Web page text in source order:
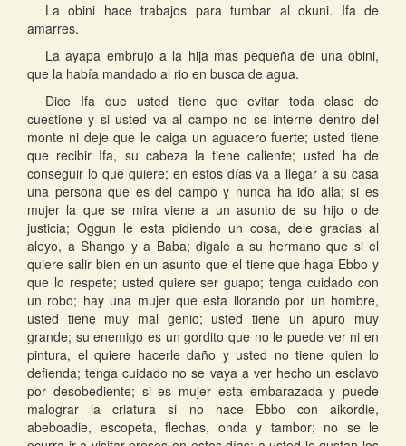
La obini hace trabajos para tumbar al okuni. Ifa de
amarres.
La ayapa embrujo a la hija mas pequeña de una obini,
que la había mandado al rio en busca de agua.
Dice Ifa que usted tiene que evitar toda clase de
cuestione y si usted va al campo no se interne dentro del
monte ni deje que le caiga un aguacero fuerte; usted tiene
que recibir Ifa, su cabeza la tiene caliente; usted ha de
conseguir lo que quiere; en estos días va a llegar a su casa
una persona que es del campo y nunca ha ido alla; si es
mujer la que se mira viene a un asunto de su hijo o de
justicia; Oggun le esta pidiendo un cosa, dele gracias al
aleyo, a Shango y a Baba; digale a su hermano que si el
quiere salir bien en un asunto que el tiene que haga Ebbo y
que lo respete; usted quiere ser guapo; tenga cuidado con
un robo; hay una mujer que esta llorando por un hombre,
usted tiene muy mal genio; usted tiene un apuro muy
grande; su enemigo es un gordito que no le puede ver ni en
pintura, el quiere hacerle daño y usted no tiene quien lo
defienda; tenga cuidado no se vaya a ver hecho un esclavo
por desobediente; si es mujer esta embarazada y puede
malograr la criatura si no hace Ebbo con aikordie,
abeboadie, escopeta, flechas, onda y tambor; no se le